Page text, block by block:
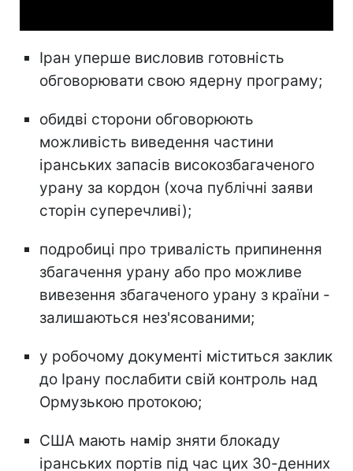
Іран уперше висловив готовність
обговорювати свою ядерну програму;
обидві сторони обговорюють
можливість виведення частини
іранських запасів високозбагаченого
урану за кордон (хоча публічні заяви
сторін суперечливі);
подробиці про тривалість припинення
збагачення урану або про можливе
вивезення збагаченого урану з країни -
залишаються нез'ясованими;
у робочому документі міститься заклик
до Ірану послабити свій контроль над
Ормузькою протокою;
США мають намір зняти блокаду
іранських портів під час цих 30-денних